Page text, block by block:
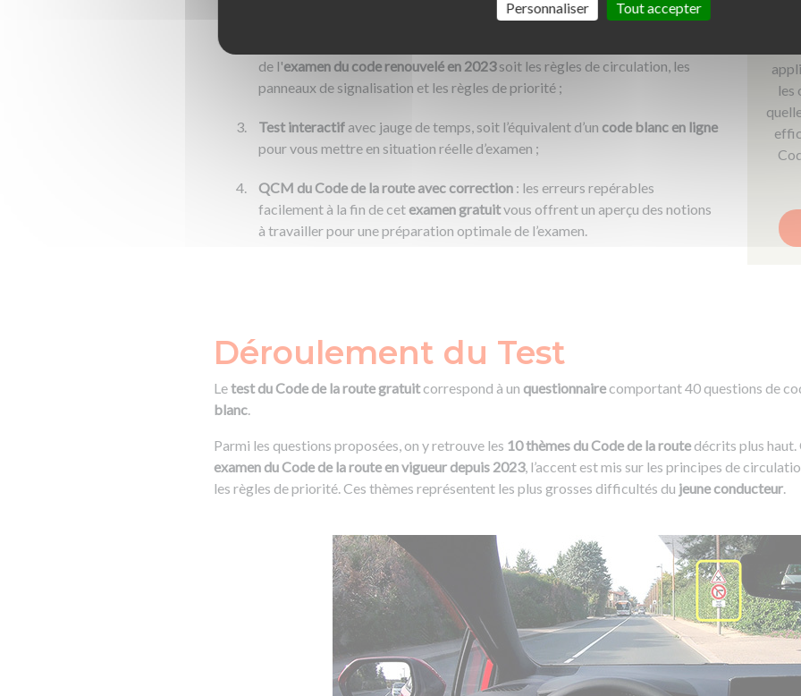
de l'examen du code renouvelé en 2023soit les règles de circulation, les
panneaux de signalisation et les règles de priorité ;
Test interactif avec jauge de temps, soit l’équivalent d’un code blanc en ligne
pour vous mettre en situation réelle d’examen ;
QCM du Code de la route avec correction : les erreurs repérables
facilement à la fin de cetexamen gratuitvous offrent un aperçu des notions
à travailler pour une préparation optimale de l’examen.
les
Déroulement du Test
Letest du Code de la route gratuitcorrespond à un questionnairecomportant 40 questions de
blanc.
Parmi les questions proposées, on y retrouve les 10 thèmes du Code de la route décrits plus
examen du Code de la route en vigueur depuis 2023, l’accent est mis sur les principes de
les règles de priorité. Ces thèmes représentent les plus grosses difficultés du jeune conducteur.
Tout accepter
Personnaliser